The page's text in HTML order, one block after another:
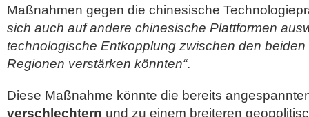
Maßnahmen gegen die chinesische
sich auch auf andere chinesische Plattformen
technologische Entkopplung zwischen den beiden
Regionen verstärken könnten“.
Diese Maßnahme könnte die bereits
verschlechtern und zu einem breiteren